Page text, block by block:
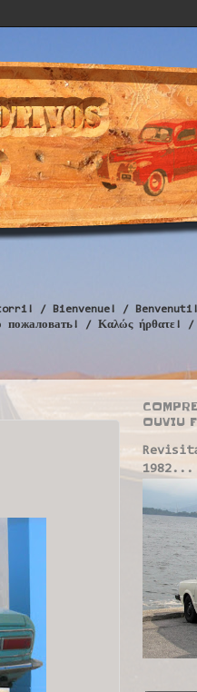
/ Bienvenue! /
/ Καλώς ήρθατε!
OUVIU
1982...